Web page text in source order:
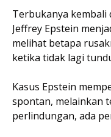
Terbukanya
Jeffrey Epstein
melihat betapa
ketika tidak lagi
Kasus Epstein
spontan, melainkan
perlindungan, ada